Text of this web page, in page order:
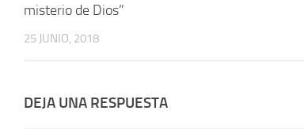
misterio de Dios”
25 JUNIO, 2018
DEJA UNA RESPUESTA